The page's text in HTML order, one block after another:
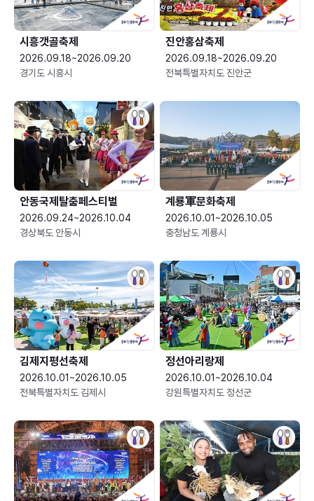
시흥갯골축제
2026.09.18~2026.09.20
경기도 시흥시
진안홍삼축제
2026.09.18~2026.09.20
전북특별자치도 진안군
안동국제탈춤페스티벌
2026.09.24~2026.10.04
경상북도 안동시
2026.10.01~2026.10.05
충청남도 계룡시
김제지평선축제
2026.10.01~2026.10.05
전북특별자치도 김제시
정선아리랑제
2026.10.01~2026.10.04
강원특별자치도 정선군